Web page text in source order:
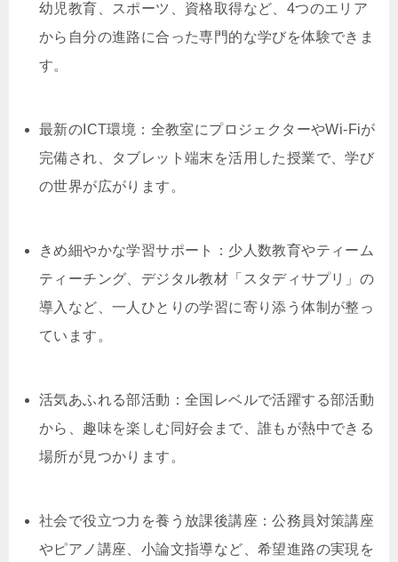
幼児教育、スポーツ、資格取得など、4つのエリア
から自分の進路に合った専門的な学びを体験できま
す。
最新のICT環境：全教室にプロジェクターやWi-Fiが
完備され、タブレット端末を活用した授業で、学び
の世界が広がります。
きめ細やかな学習サポート：少人数教育やティーム
ティーチング、デジタル教材「スタディサプリ」の
導入など、一人ひとりの学習に寄り添う体制が整っ
ています。
活気あふれる部活動：全国レベルで活躍する部活動
から、趣味を楽しむ同好会まで、誰もが熱中できる
場所が見つかります。
社会で役立つ力を養う放課後講座：公務員対策講座
やピアノ講座、小論文指導など、希望進路の実現を